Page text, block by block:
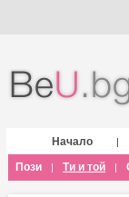
Начало |
Пози | Ти и той |